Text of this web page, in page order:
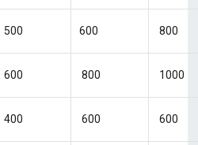
500 600 800
600 800 1000
400 600 600